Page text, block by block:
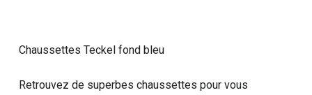
Chaussettes Teckel fond bleu
Retrouvez de superbes chaussettes pour vous